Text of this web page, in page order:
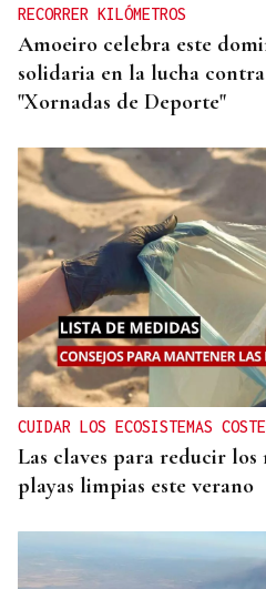
RECORRER KILÓMETROS
Amoeiro celebra este
solidaria en la lucha
"Xornadas de Deporte"
CUIDAR LOS ECOSISTEMAS
Las claves para reducir
playas limpias este verano